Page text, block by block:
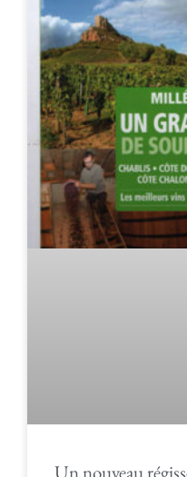
Un nouveau